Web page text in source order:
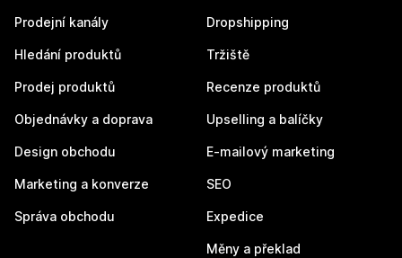
Prodejní kanály
Hledání produktů
Prodej produktů
Objednávky a doprava
Design obchodu
Marketing a konverze
Správa obchodu
Dropshipping
Tržiště
Recenze produktů
Upselling a balíčky
E-mailový marketing
SEO
Expedice
Měny a překlad